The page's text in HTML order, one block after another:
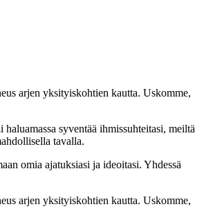
arjen yksityiskohtien kautta. Uskomme,
syventää ihmissuhteitasi, meiltä
tavalla.
omia ajatuksiasi ja ideoitasi. Yhdessä
arjen yksityiskohtien kautta. Uskomme,